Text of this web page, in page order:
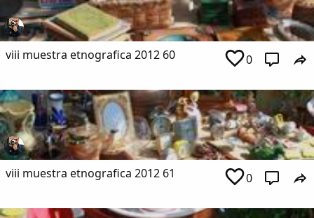
viii muestra etnografica 2012 60 0
viii muestra etnografica 2012 61 0